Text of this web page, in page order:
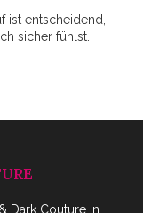
ist entscheidend,
sicher fühlst.
Dark Couture in